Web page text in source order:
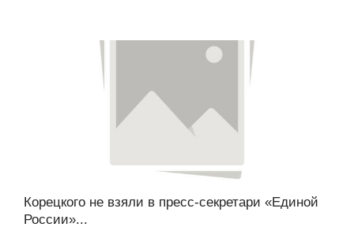
Корецкого не взяли в пресс-секретари «Единой
России»...